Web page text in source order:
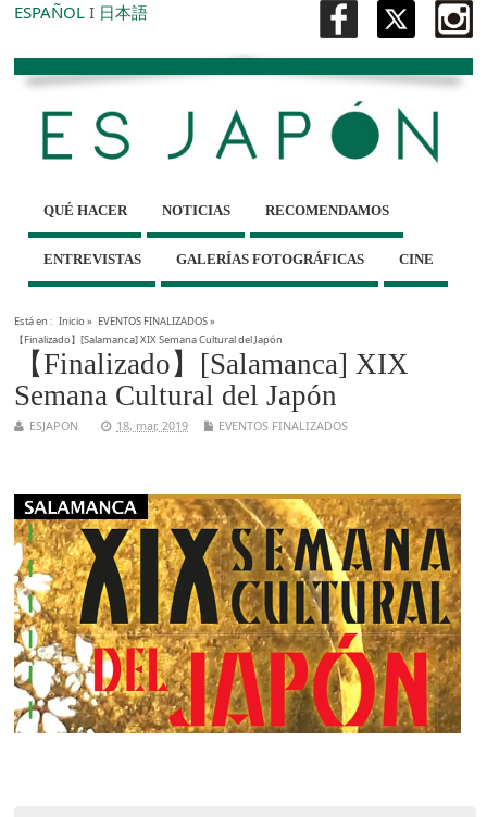
ESPAÑOL I 日本語
QUÉ HACER NOTICIAS RECOMENDAMOS
ENTREVISTAS GALERÍAS FOTOGRÁFICAS CINE
Está en : Inicio» EVENTOS FINALIZADOS»
【Finalizado】[Salamanca] XIX Semana Cultural del Japón
【Finalizado】[Salamanca] XIX
Semana Cultural del Japón
ESJAPON 18, mar, 2019 EVENTOS FINALIZADOS